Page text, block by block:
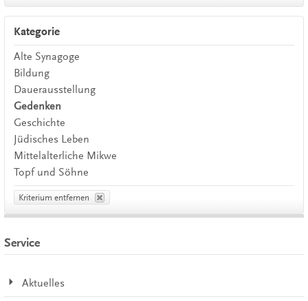
Kategorie
Alte Synagoge
Bildung
Dauerausstellung
Gedenken
Geschichte
Jüdisches Leben
Mittelalterliche Mikwe
Topf und Söhne
Kriterium entfernen
Service
Aktuelles